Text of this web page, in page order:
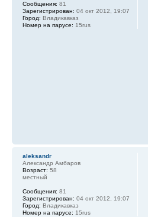
Сообщения: 81
Зарегистрирован: 04 окт 2012, 19:07
Город: Владикавказ
Номер на парусе: 15rus
aleksandr
Александр Амбаров
Возраст: 58
местный
Сообщения: 81
Зарегистрирован: 04 окт 2012, 19:07
Город: Владикавказ
Номер на парусе: 15rus